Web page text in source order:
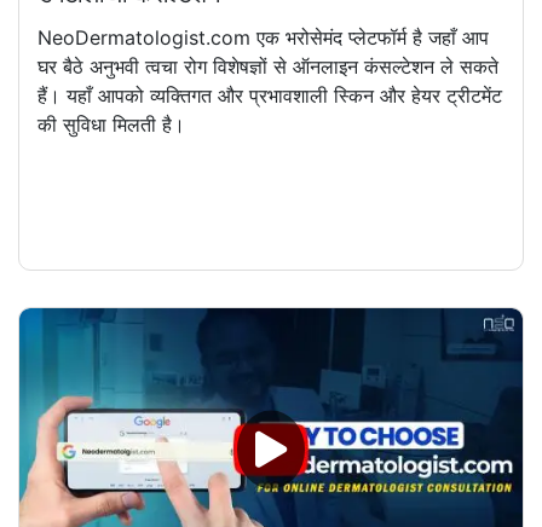
NeoDermatologist.com एक भरोसेमंद प्लेटफॉर्म है जहाँ आप
घर बैठे अनुभवी त्वचा रोग विशेषज्ञों से ऑनलाइन कंसल्टेशन ले सकते
हैं। यहाँ आपको व्यक्तिगत और प्रभावशाली स्किन और हेयर ट्रीटमेंट
की सुविधा मिलती है।